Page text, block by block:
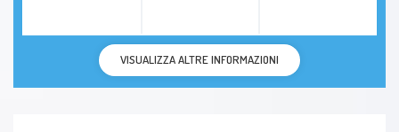
VISUALIZZA ALTRE INFORMAZIONI